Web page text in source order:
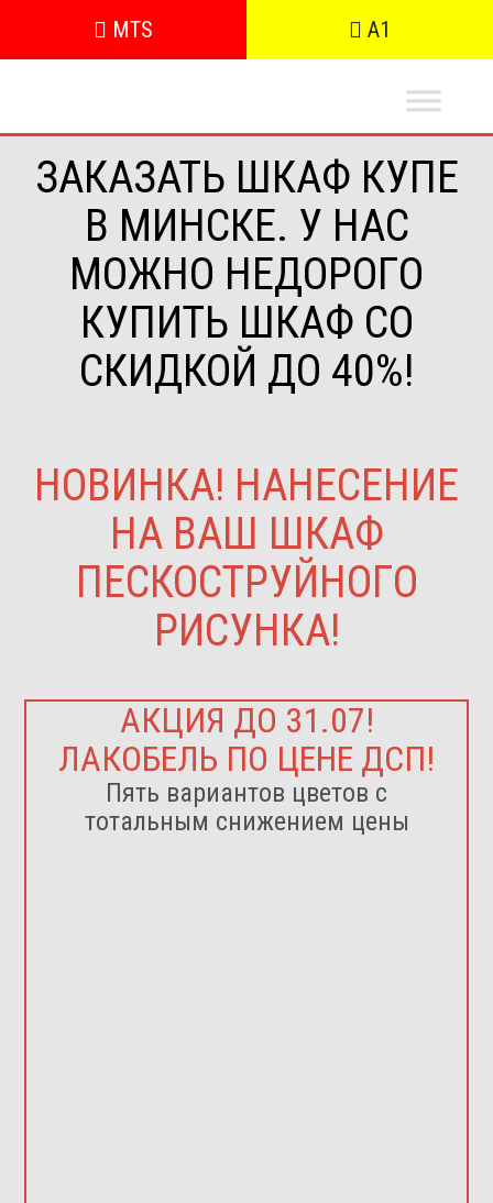
MTS A1
ЗАКАЗАТЬ ШКАФ КУПЕ
В МИНСКЕ. У НАС
МОЖНО НЕДОРОГО
КУПИТЬ ШКАФ СО
СКИДКОЙ ДО 40%!
НОВИНКА! НАНЕСЕНИЕ
НА ВАШ ШКАФ
ПЕСКОСТРУЙНОГО
РИСУНКА!
АКЦИЯ ДО 31.07!
ЛАКОБЕЛЬ ПО ЦЕНЕ ДСП!
Пять вариантов цветов с
тотальным снижением цены